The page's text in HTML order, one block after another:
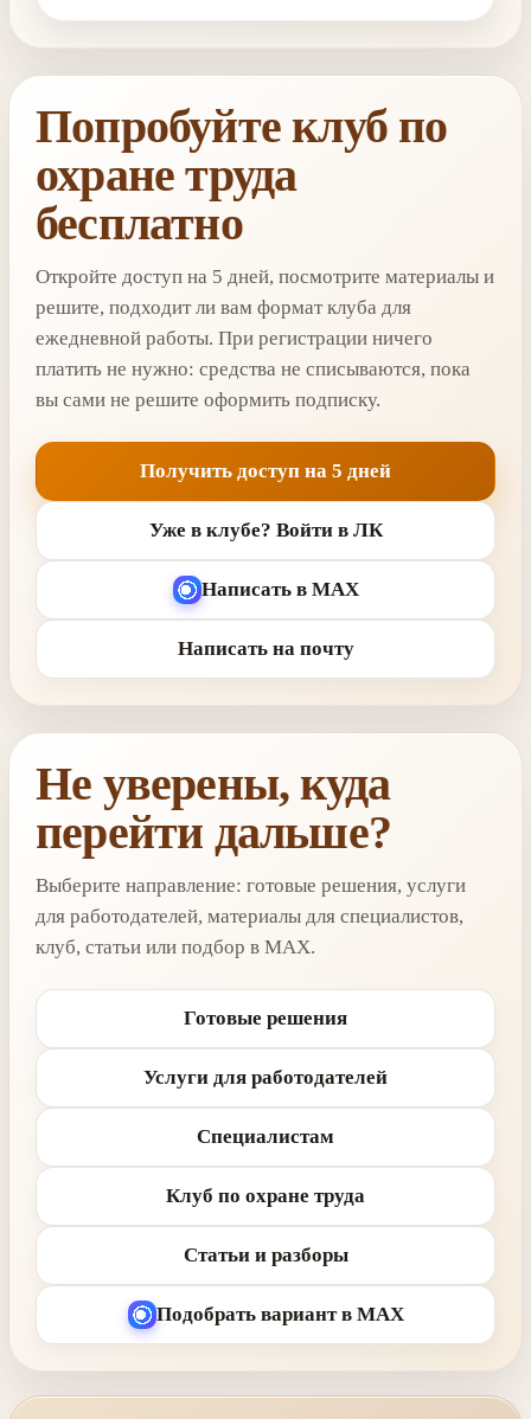
Попробуйте клуб по
охране труда
бесплатно
Откройте доступ на 5 дней, посмотрите материалы и
решите, подходит ли вам формат клуба для
ежедневной работы. При регистрации ничего
платить не нужно: средства не списываются, пока
вы сами не решите оформить подписку.
Получить доступ на 5 дней
Уже в клубе? Войти в ЛК
Написать в MAX
Написать на почту
Не уверены, куда
перейти дальше?
Выберите направление: готовые решения, услуги
для работодателей, материалы для специалистов,
клуб, статьи или подбор в MAX.
Готовые решения
Услуги для работодателей
Специалистам
Клуб по охране труда
Статьи и разборы
Подобрать вариант в MAX